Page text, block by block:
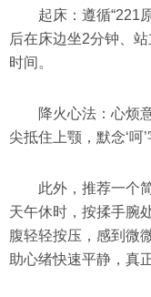
起床：遵循“221
后在床边坐2分钟、
时间。
降火心法：心烦
尖抵住上颚，默念‘呵
此外，推荐一个
天午休时，按揉手腕
腹轻轻按压，感到微
助心绪快速平静，真